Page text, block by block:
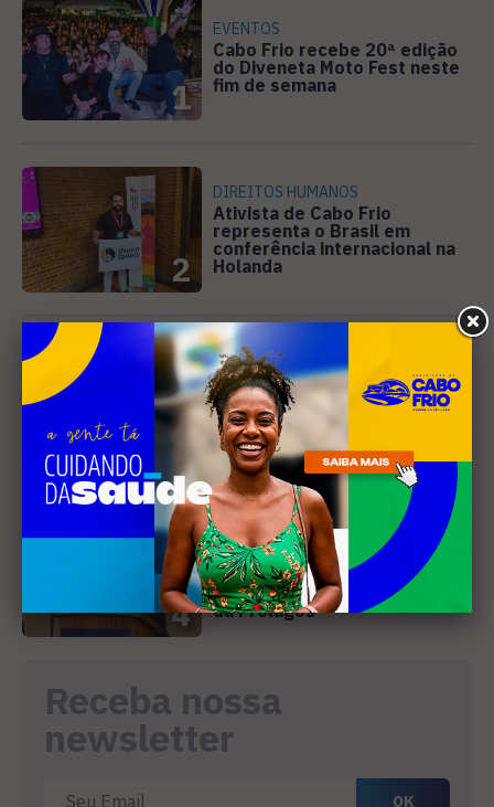
1
EVENTOS
Cabo Frio recebe 20ª edição
do Diveneta Moto Fest neste
fim de semana
2
DIREITOS HUMANOS
Ativista de Cabo Frio
representa o Brasil em
conferência internacional na
Holanda
3
CINEMA
Curta-metragem gravado em
Búzios é selecionado para o
Festival de Cinema de
Campos
4
SANEAMENTO
Câmara de Búzios aprova
audiência pública para
discutir atuação e serviços
da Prolagos
Receba nossa
newsletter